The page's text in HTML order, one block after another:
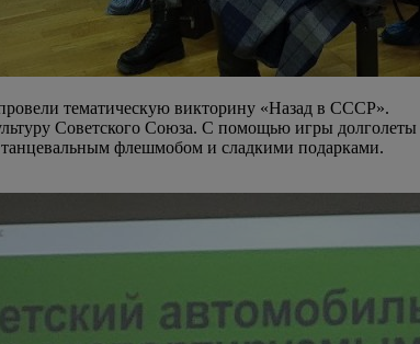
тематическую викторину «Назад в СССР».
Советского Союза. С помощью игры
танцевальным флешмобом и сладкими подарками.